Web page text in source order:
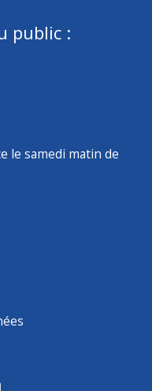
public :
le samedi matin de